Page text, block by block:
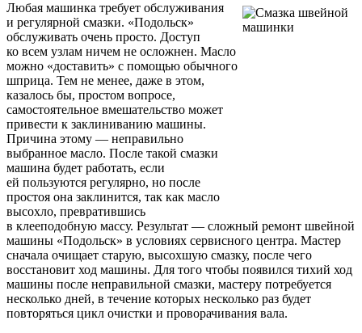
Любая машинка требует обслуживания
и регулярной смазки. «Подольск»
обслуживать очень просто. Доступ
ко всем узлам ничем не осложнен. Масло
можно «доставить» с помощью обычного
шприца. Тем не менее, даже в этом,
казалось бы, простом вопросе,
самостоятельное вмешательство может
привести к заклиниванию машины.
Причина этому — неправильно
выбранное масло. После такой смазки
машина будет работать, если
ей пользуются регулярно, но после
простоя она заклинится, так как масло
высохло, превратившись
в клееподобную массу. Результат — сложный ремонт швейной
машины «Подольск» в условиях сервисного центра. Мастер
сначала очищает старую, высохшую смазку, после чего
восстановит ход машины. Для того чтобы появился тихий ход
машины после неправильной смазки, мастеру потребуется
несколько дней, в течение которых несколько раз будет
повторяться цикл очистки и проворачивания вала.